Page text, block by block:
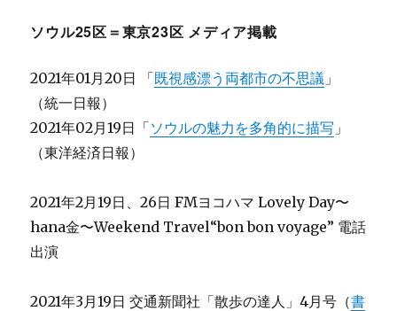
ソウル25区＝東京23区 メディア掲載
2021年01月20日 「既視感漂う両都市の不思議 」
（統一日報）
2021年02月19日「ソウルの魅力を多角的に描写 」
（東洋経済日報）
2021年2月19日、26日 FMヨコハマ Lovely Day〜
hana金〜Weekend Travel“bon bon voyage” 電話
出演
2021年3月19日 交通新聞社「散歩の達人」4月号（書